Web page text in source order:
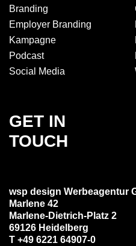
GET IN
TOUCH
wsp design Werbeagentur
Marlene 42
Marlene-Dietrich-Platz 2
69126 Heidelberg
T +49 6221 64907-0
Branding
Employer Branding
Kampagne
Podcast
Social Media